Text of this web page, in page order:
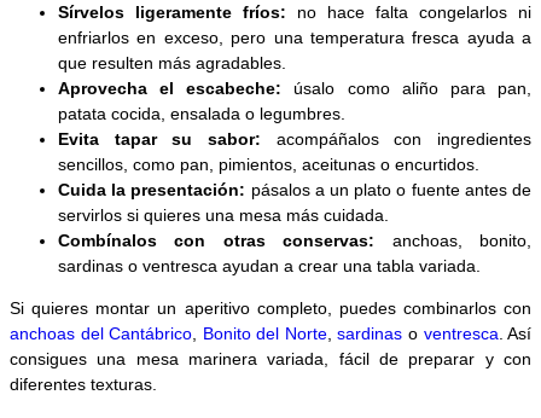
Sírvelos ligeramente fríos: no hace falta congelarlos ni
enfriarlos en exceso, pero una temperatura fresca ayuda a
que resulten más agradables.
Aprovecha el escabeche: úsalo como aliño para pan,
patata cocida, ensalada o legumbres.
Evita tapar su sabor: acompáñalos con ingredientes
sencillos, como pan, pimientos, aceitunas o encurtidos.
Cuida la presentación: pásalos a un plato o fuente antes de
servirlos si quieres una mesa más cuidada.
Combínalos con otras conservas: anchoas, bonito,
sardinas o ventresca ayudan a crear una tabla variada.
Si quieres montar un aperitivo completo, puedes combinarlos con
anchoas del Cantábrico
Bonito del Norte,sardinas o ventresca . Así
consigues una mesa marinera variada, fácil de preparar y con
diferentes texturas.